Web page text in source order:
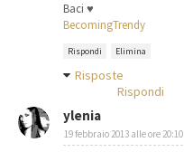
Baci ♥
BecomingTrendy
Rispondi Elimina
Risposte
Rispondi
ylenia
19 febbraio 2013 alle ore 20:10